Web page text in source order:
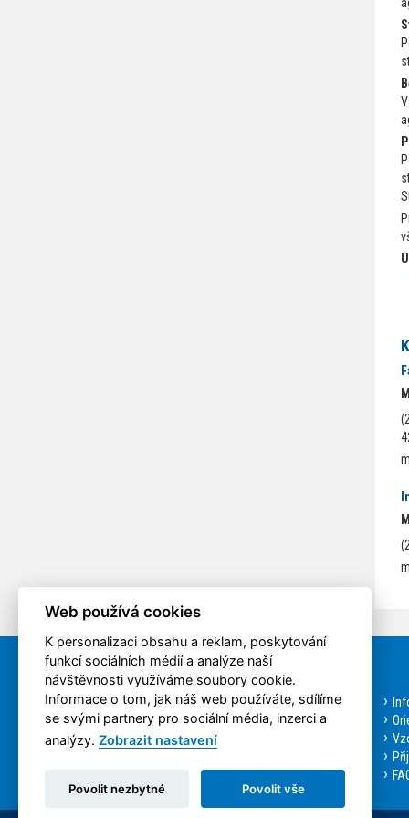
Rychlá volba
Aktuality
Bakalářské studium
Magisterské studium
Přihláška ke studiu
Web používá cookies
K personalizaci obsahu a reklam, poskytování
funkcí sociálních médií a analýze naší
návštěvnosti využíváme soubory cookie.
Informace o tom, jak náš web používáte, sdílíme
se svými partnery pro sociální média, inzerci a
analýzy. Zobrazit nastavení
Povolit nezbytné Povolit vše